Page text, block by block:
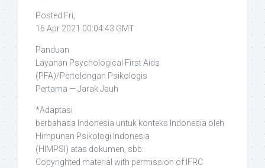
Posted:Fri,
16 Apr 2021 00:04:43 GMT
Panduan
Layanan Psychological First Aids
(PFA)/Pertolongan Psikologis
Pertama — Jarak Jauh
*Adaptasi
berbahasa Indonesia untuk konteks Indonesia oleh
Himpunan Psikologi Indonesia
(HIMPSI) atas dokumen, sbb:
Copyrighted material with permission of IFRC